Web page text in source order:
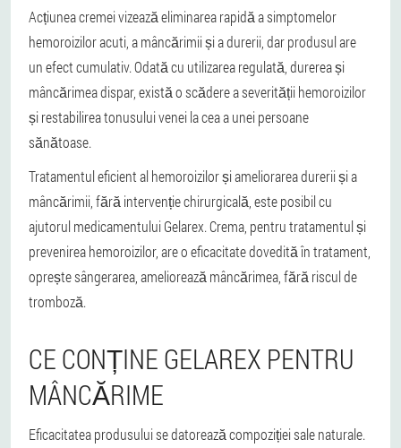
Acțiunea cremei vizează eliminarea rapidă a simptomelor
hemoroizilor acuti, a mâncărimii și a durerii, dar produsul are
un efect cumulativ. Odată cu utilizarea regulată, durerea și
mâncărimea dispar, există o scădere a severității hemoroizilor
și restabilirea tonusului venei la cea a unei persoane
sănătoase.
Tratamentul eficient al hemoroizilor și ameliorarea durerii și a
mâncărimii, fără intervenție chirurgicală, este posibil cu
ajutorul medicamentului Gelarex. Crema, pentru tratamentul și
prevenirea hemoroizilor, are o eficacitate dovedită în tratament,
oprește sângerarea, ameliorează mâncărimea, fără riscul de
tromboză.
CE CONȚINE GELAREX PENTRU
MÂNCĂRIME
Eficacitatea produsului se datorează compoziției sale naturale.